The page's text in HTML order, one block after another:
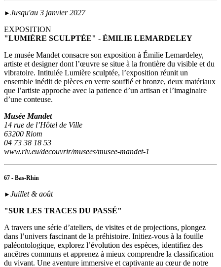
► Jusqu'au 3 janvier 2027
EXPOSITION
"LUMIÈRE SCULPTÉE" - ÉMILIE LEMARDELEY
Le musée Mandet consacre son exposition à Émilie Lemardeley,
artiste et designer dont l’œuvre se situe à la frontière du visible et du
vibratoire. Intitulée Lumière sculptée, l’exposition réunit un
ensemble inédit de pièces en verre soufflé et bronze, deux matériaux
que l’artiste approche avec la patience d’un artisan et l’imaginaire
d’une conteuse.
Musée Mandet
14 rue de l’Hôtel de Ville
63200 Riom
04 73 38 18 53
www.rlv.eu/decouvrir/musees/musee-mandet-1
67 - Bas-Rhin
► Juillet & août
"SUR LES TRACES DU PASSÉ"
A travers une série d’ateliers, de visites et de projections, plongez
dans l’univers fascinant de la préhistoire. Initiez-vous à la fouille
paléontologique, explorez l’évolution des espèces, identifiez des
ancêtres communs et apprenez à mieux comprendre la classification
du vivant. Une aventure immersive et captivante au cœur de notre